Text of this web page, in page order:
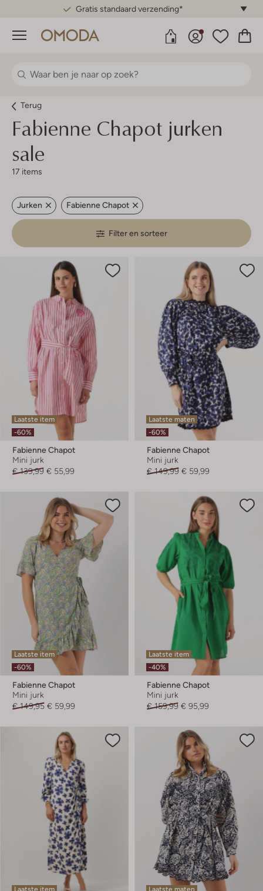
Gratis standaard verzending*
Menu
Terug
Fabienne Chapot jurken
sale
17 items
Jurken Fabienne Chapot
Filter en sorteer
Laatste item
-60%
Fabienne Chapot
Mini jurk
€ 139,99 € 55,99
Laatste maten
-60%
Fabienne Chapot
Mini jurk
€ 149,99 € 59,99
Laatste item
-60%
Fabienne Chapot
Mini jurk
€ 149,95 € 59,99
Laatste item
-40%
Fabienne Chapot
Mini jurk
€ 159,99 € 95,99
Laatste item
Laatste maten